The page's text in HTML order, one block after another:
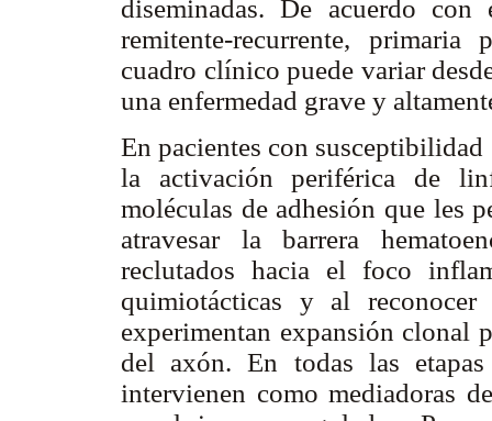
diseminadas. De acuerdo
remitente-recurrente,
cuadro clínico puede variar
una enfermedad grave y
En pacientes con susceptibilidad
la activación periférica de
moléculas de adhesión que les
atravesar la barrera
reclutados hacia el foco
quimiotácticas y al reconocer
experimentan expansión clonal
del axón. En todas las
intervienen como mediadoras